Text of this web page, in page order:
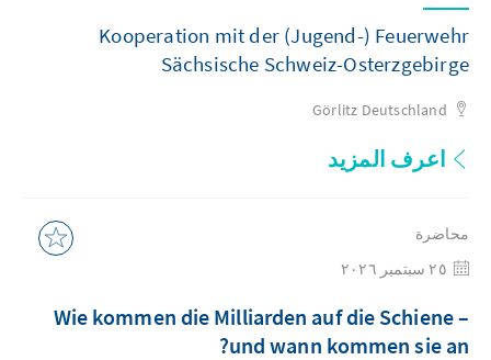
Kooperation mit der (Jugend-) Feuerwehr
Sächsische Schweiz-Osterzgebirge
Görlitz Deutschland
اعرف المزيد
محاضرة
Wie kommen die Milliarden auf die Schiene –
und wann kommen sie an?